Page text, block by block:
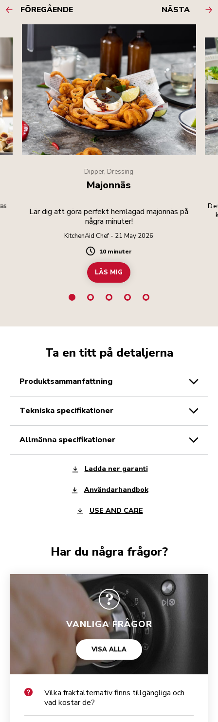
FÖREGÅENDE NÄSTA
Dipper, Dressing
Majonnäs
Lär dig att göra perfekt hemlagad majonnäs på
några minuter!
KitchenAid Chef - 21 May 2026
Duration
10 minuter
LÄS MIG
Ta en titt på detaljerna
produktsammanfattning
tekniska specifikationer
allmänna specifikationer
Ladda ner garanti
Användarhandbok
USE AND CARE
Har du några frågor?
VANLIGA FRÅGOR
VISA ALLA
Vilka fraktalternativ finns tillgängliga och
vad kostar de?